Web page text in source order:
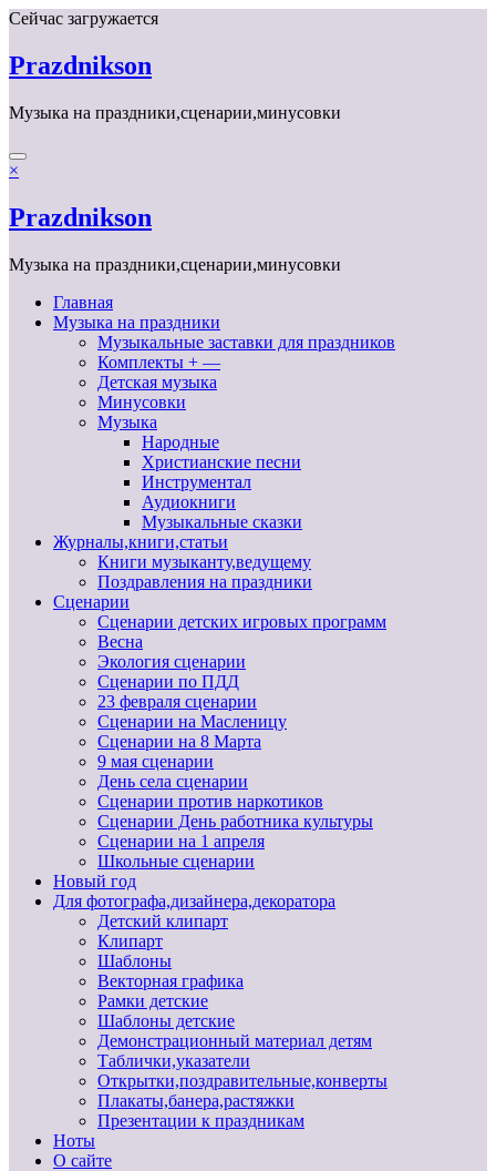
Перейти
содержимому
Сейчас загружается
Prazdnikson
Музыка на праздники,сценарии,минусовки
×
Prazdnikson
Музыка на праздники,сценарии,минусовки
Главная
Музыка на праздники
Музыкальные заставки для праздников
Комплекты + —
Детская музыка
Минусовки
Музыка
Народные
Христианские песни
Инструментал
Аудиокниги
Музыкальные сказки
Журналы,книги,статьи
Книги музыканту,ведущему
Поздравления на праздники
Сценарии
Сценарии детских игровых программ
Весна
Экология сценарии
Сценарии по ПДД
23 февраля сценарии
Сценарии на Масленицу
Сценарии на 8 Марта
9 мая сценарии
День села сценарии
Сценарии против наркотиков
Сценарии День работника культуры
Сценарии на 1 апреля
Школьные сценарии
Новый год
Для фотографа,дизайнера,декоратора
Детский клипарт
Клипарт
Шаблоны
Векторная графика
Рамки детские
Шаблоны детские
Демонстрационный материал детям
Таблички,указатели
Открытки,поздравительные,конверты
Плакаты,банера,растяжки
Презентации к праздникам
Ноты
О сайте